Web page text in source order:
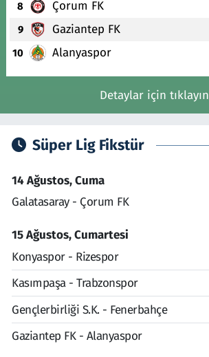
8 Çorum FK
9 Gaziantep FK
10 Alanyaspor
Detaylar için tıklayın
Süper Lig Fikstür
14 Ağustos, Cuma
Galatasaray - Çorum FK
15 Ağustos, Cumartesi
Konyaspor - Rizespor
Kasımpaşa - Trabzonspor
Gençlerbirliği S.K. - Fenerbahçe
Gaziantep FK - Alanyaspor